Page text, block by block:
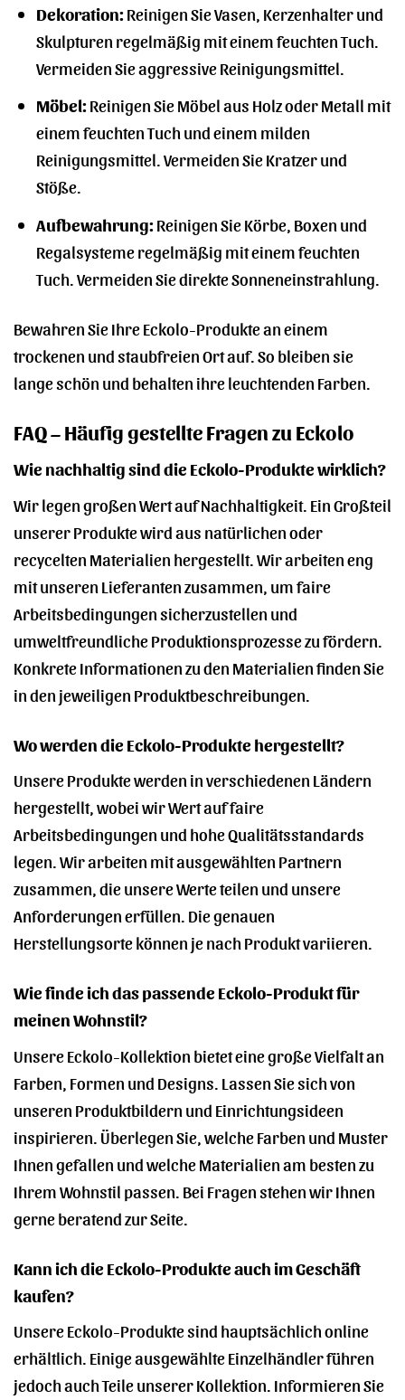
Dekoration:Reinigen Sie Vasen, Kerzenhalter und
Skulpturen regelmäßig mit einem feuchten Tuch.
Vermeiden Sie aggressive Reinigungsmittel.
Möbel:Reinigen Sie Möbel aus Holz oder Metall mit
einem feuchten Tuch und einem milden
Reinigungsmittel. Vermeiden Sie Kratzer und
Stöße.
Aufbewahrung:Reinigen Sie Körbe, Boxen und
Regalsysteme regelmäßig mit einem feuchten
Tuch. Vermeiden Sie direkte Sonneneinstrahlung.
Bewahren Sie Ihre Eckolo-Produkte an einem
trockenen und staubfreien Ort auf. So bleiben sie
lange schön und behalten ihre leuchtenden Farben.
FAQ – Häufig gestellte Fragen zu Eckolo
Wie nachhaltig sind die Eckolo-Produkte wirklich?
Wir legen großen Wert auf Nachhaltigkeit. Ein Großteil
unserer Produkte wird aus natürlichen oder
recycelten Materialien hergestellt. Wir arbeiten eng
mit unseren Lieferanten zusammen, um faire
Arbeitsbedingungen sicherzustellen und
umweltfreundliche Produktionsprozesse zu fördern.
Konkrete Informationen zu den Materialien finden Sie
in den jeweiligen Produktbeschreibungen.
Wo werden die Eckolo-Produkte hergestellt?
Unsere Produkte werden in verschiedenen Ländern
hergestellt, wobei wir Wert auf faire
Arbeitsbedingungen und hohe Qualitätsstandards
legen. Wir arbeiten mit ausgewählten Partnern
zusammen, die unsere Werte teilen und unsere
Anforderungen erfüllen. Die genauen
Herstellungsorte können je nach Produkt variieren.
Wie finde ich das passende Eckolo-Produkt für
meinen Wohnstil?
Unsere Eckolo-Kollektion bietet eine große Vielfalt an
Farben, Formen und Designs. Lassen Sie sich von
unseren Produktbildern und Einrichtungsideen
inspirieren. Überlegen Sie, welche Farben und Muster
Ihnen gefallen und welche Materialien am besten zu
Ihrem Wohnstil passen. Bei Fragen stehen wir Ihnen
gerne beratend zur Seite.
Kann ich die Eckolo-Produkte auch im Geschäft
kaufen?
Unsere Eckolo-Produkte sind hauptsächlich online
erhältlich. Einige ausgewählte Einzelhändler führen
jedoch auch Teile unserer Kollektion. Informieren Sie